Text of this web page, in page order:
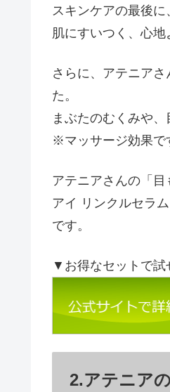
スキンケアの最後
肌にすいつく、心地
さらに、アテニア
た。
まぶたのむくみや
※マッサージ効果で
アテニアさんの「目
アイ リンクルセラ
です。
▼お得なセットで試
2.アテニア